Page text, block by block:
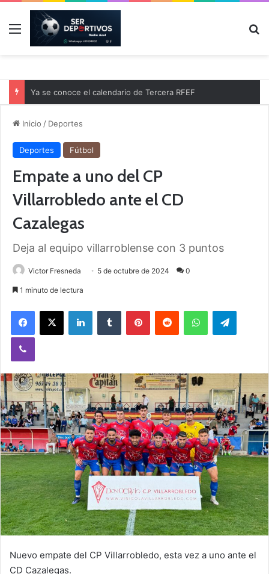
Menú
Ya se conoce el calendario de Tercera RFEF
Inicio / Deportes
Deportes Fútbol
Empate a uno del CP
Villarrobledo ante el CD
Cazalegas
Deja al equipo villarroblense con 3 puntos
Victor Fresneda 5 de octubre de 2024 0
1 minuto de lectura
Nuevo empate del CP Villarrobledo, esta vez a uno ante el
CD Cazalegas.